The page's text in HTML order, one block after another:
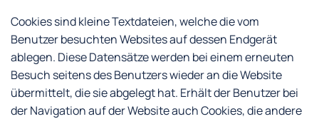
Cookies sind kleine Textdateien, welche die vom
Benutzer besuchten Websites auf dessen Endgerät
ablegen. Diese Datensätze werden bei einem erneuten
Besuch seitens des Benutzers wieder an die Website
übermittelt, die sie abgelegt hat. Erhält der Benutzer bei
der Navigation auf der Website auch Cookies, die andere